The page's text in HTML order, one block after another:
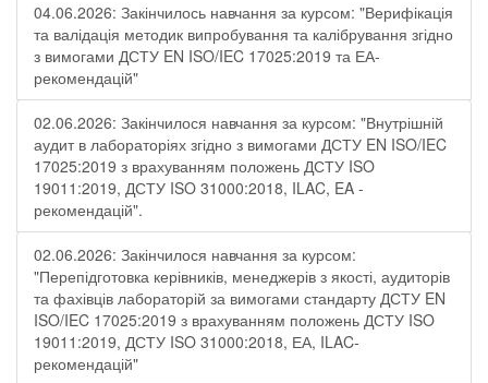
04.06.2026: Закінчилось навчання за курсом: "Верифікація
та валідація методик випробування та калібрування згідно
з вимогами ДСТУ EN ISO/IEC 17025:2019 та ЕА-
рекомендацій"
02.06.2026: Закінчилося навчання за курсом: "Внутрішній
аудит в лабораторіях згідно з вимогами ДСТУ EN ISO/IEC
17025:2019 з врахуванням положень ДСТУ ISO
19011:2019, ДСТУ ISO 31000:2018, ILAC, EA -
рекомендацій".
02.06.2026: Закінчилося навчання за курсом:
"Перепідготовка керівників, менеджерів з якості, аудиторів
та фахівців лабораторій за вимогами стандарту ДСТУ EN
ISO/IEC 17025:2019 з врахуванням положень ДСТУ ISO
19011:2019, ДСТУ ISO 31000:2018, ЕА, ILAC-
рекомендацій"